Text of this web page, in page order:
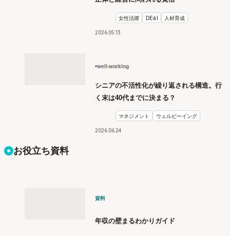
女性活躍 DE&I 人材育成
2026.05 13
well-working
シニアの不活性化が繰り返される構造。行
く末は40代までに決まる？
マネジメント ウェルビーイング
2026.0624
お役立ち資料
資料
年収の壁まるわかりガイド